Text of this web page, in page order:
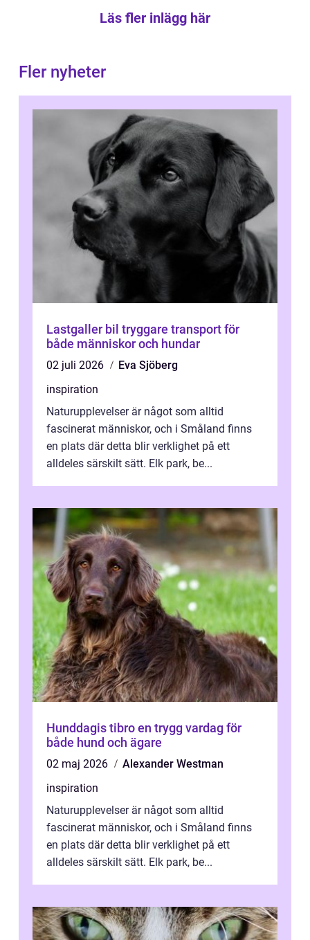
Läs fler inlägg här
Fler nyheter
Lastgaller bil tryggare transport för
både människor och hundar
02 juli 2026
Eva Sjöberg
inspiration
Naturupplevelser är något som alltid
fascinerat människor, och i Småland finns
en plats där detta blir verklighet på ett
alldeles särskilt sätt. Elk park, be...
Hunddagis tibro en trygg vardag för
både hund och ägare
02 maj 2026
Alexander Westman
inspiration
Naturupplevelser är något som alltid
fascinerat människor, och i Småland finns
en plats där detta blir verklighet på ett
alldeles särskilt sätt. Elk park, be...